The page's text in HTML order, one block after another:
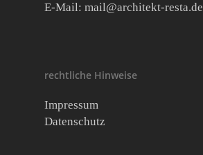
E-Mail: mail@architekt-resta.de
rechtliche Hinweise
Impressum
Datenschutz